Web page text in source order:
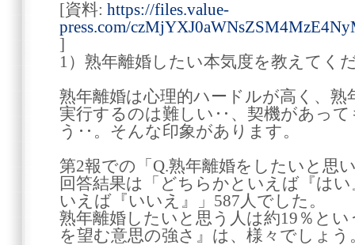
[資料: https://files.value-
press.com/
]
1）熟年離婚したい本気度を教えてく
熟年離婚は心理的ハードルが高く、
実行するのは難しい‥、契機があっ
う‥。そんな印象があります。
第2報での「Q.熟年離婚をしたいと思
回答結果は「どちらかといえば『は
いえば『いいえ』」587人でした。
熟年離婚したいと思う人は約19％と
を望む意思の強さ』は、様々でしょう